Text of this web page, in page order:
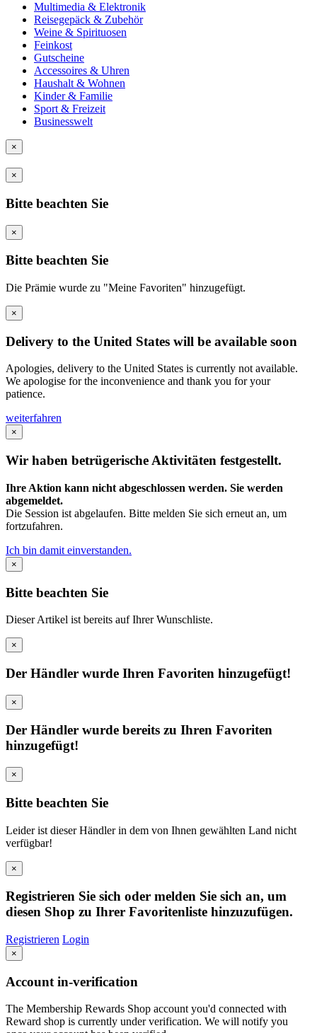
Multimedia & Elektronik
Reisegepäck & Zubehör
Weine & Spirituosen
Feinkost
Gutscheine
Accessoires & Uhren
Haushalt & Wohnen
Kinder & Familie
Sport & Freizeit
Businesswelt
×
×
Bitte beachten Sie
×
Bitte beachten Sie
Die Prämie wurde zu "Meine Favoriten" hinzugefügt.
×
Delivery to the United States will be available soon
Apologies, delivery to the United States is currently not available.
We apologise for the inconvenience and thank you for your
patience.
weiterfahren
×
Wir haben betrügerische Aktivitäten festgestellt.
Ihre Aktion kann nicht abgeschlossen werden. Sie werden
abgemeldet.
Die Session ist abgelaufen. Bitte melden Sie sich erneut an, um
fortzufahren.
Ich bin damit einverstanden.
×
Bitte beachten Sie
Dieser Artikel ist bereits auf Ihrer Wunschliste.
×
Der Händler wurde Ihren Favoriten hinzugefügt!
×
Der Händler wurde bereits zu Ihren Favoriten
hinzugefügt!
×
Bitte beachten Sie
Leider ist dieser Händler in dem von Ihnen gewählten Land nicht
verfügbar!
×
Registrieren Sie sich oder melden Sie sich an, um
diesen Shop zu Ihrer Favoritenliste hinzuzufügen.
Registrieren Login
×
Account in-verification
The Membership Rewards Shop account you'd connected with
Reward shop is currently under verification. We will notify you